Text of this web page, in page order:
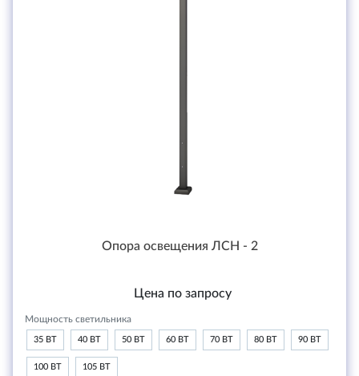
Опора освещения ЛСН - 2
Цена по запросу
Мощность светильника
35 ВТ 40 ВТ 50 ВТ 60 ВТ 70 ВТ 80 ВТ 90 ВТ
100 ВТ 105 ВТ